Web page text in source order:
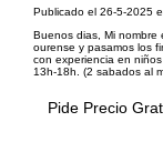
Publicado el 26-5-2025
Buenos dias, Mi nombre
ourense y pasamos los
con experiencia en
13h-18h. (2 sabados al
Pide Precio